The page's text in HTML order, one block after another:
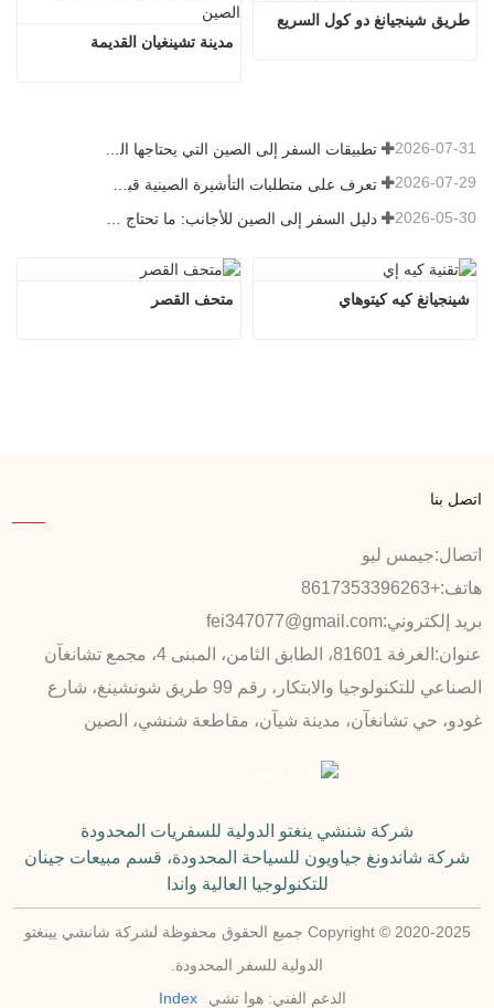
مدينة تشينغيان القديمة
طريق شينجيانغ دو كول السريع
تطبيقات السفر إلى الصين التي يحتاجها الزوار الأجانب حقًا في عام 2026 2026-07-31
2026-07-29
2026-05-30
متحف القصر شينجيانغ كيه كيتوهاي
اتصل بنا
اتصال:جيمس ليو
هاتف:+8617353396263
بريد إلكتروني:fei347077@gmail.com
عنوان:
الغرفة 81601، الطابق الثامن، المبنى 4، مجمع تشانغآن
الصناعي للتكنولوجيا والابتكار، رقم 99 طريق شونشينغ، شارع
غودو، حي تشانغآن، مدينة شيآن، مقاطعة شنشي، الصين
شركة شنشي ينغتو الدولية للسفريات المحدودة
شركة شاندونغ جياويون للسياحة المحدودة، قسم مبيعات جينان
للتكنولوجيا العالية واندا
Copyright © 2020-2025 جميع الحقوق محفوظة لشركة شانشي يينغتو
الدولية للسفر المحدودة.
الدعم الفني: هوا تشي
Index